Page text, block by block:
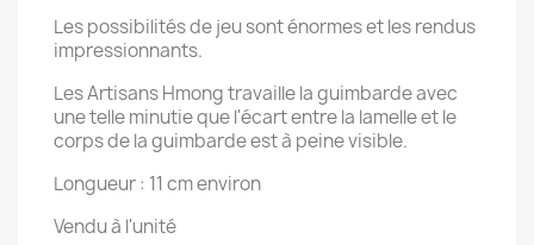
Les possibilités de jeu sont énormes et les rendus
impressionnants.
Les Artisans Hmong travaille la guimbarde avec
une telle minutie que l'écart entre la lamelle et le
corps de la guimbarde est à peine visible.
Longueur : 11 cm environ
Vendu à l'unité